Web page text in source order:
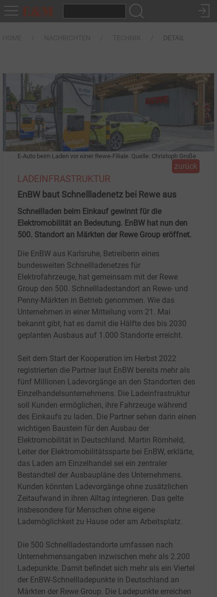
DETAIL
E-Auto beim Laden vor einer Rewe-Filiale. Quelle: Christoph Große
zurück
LADEINFRASTRUKTUR
EnBW baut Schnellladenetz bei Rewe aus
Schnellladen beim Einkauf gewinnt für die
Elektromobilität an Bedeutung. EnBW hat nun den
500. Standort an Märkten der Rewe Group eröffnet.
Die EnBW aus Karlsruhe, Betreiberin eines
bundesweiten Schnellladenetzes für
Elektrofahrzeuge, hat gemeinsam mit der Rewe
Group den 500. Schnellladestandort an Rewe- und
Penny-Märkten in Betrieb genommen. Wie das
Unternehmen in einer Mitteilung vom 21. Mai
bekannt gibt, hat es damit die Hälfte des bis 2030
geplanten Ausbaus auf 1.000 Standorte erreicht.
Seit dem Start der Kooperation im Herbst 2022
registrierten die Partner laut EnBW bereits mehr als
fünf Millionen Ladevorgänge an den Standorten des
Einzelhandelsunternehmens. Die Ladeinfrastruktur
soll Kunden ermöglichen, ihre Fahrzeuge während
des Einkaufs zu laden. Die Partner sehen darin einen
wichtigen Baustein für den Ausbau der
Elektromobilität in Deutschland. Martin Römheld,
Leiter der Elektromobilitätssparte bei EnBW, erklärte,
das Laden am Einzelhandel sei ein zentraler
Bestandteil der Ausbaupläne des Unternehmens.
Kunden könnten Ladevorgänge ohne zusätzlichen
Zeitaufwand in ihren Alltag integrieren. Das gelte
insbesondere für Menschen ohne eigene
Lademöglichkeit zu Hause oder am Arbeitsplatz.
Die 500 Schnellladestandorte umfassen nach
Unternehmensangaben inzwischen mehr als 2.200
Ladepunkte. Damit befindet sich mehr als ein Viertel
der EnBW-Schnellladepunkte in Deutschland an
Märkten der Rewe Group. Die Ladepunkte erreichen